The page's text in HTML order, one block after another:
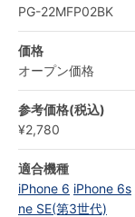
PG-22MFP02BK
価格
オープン価格
参考価格(税込)
¥2,780
適合機種
iPhone 6 iPhone 6s
ne SE(第3世代)